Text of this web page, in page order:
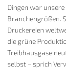
Dingen war
Branchengrößen.
Druckereien
die grüne
Treibhausgase
selbst – sprich